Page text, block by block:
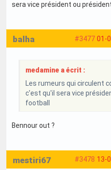
sera vice président ou
#3477 01-
balha
medamine a écrit :
Les rumeurs qui circulent
c'est qu'il sera vice
football
Bennour out ?
#3478 13-
mestiri67